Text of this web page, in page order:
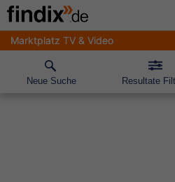
Marktplatz TV & Video
Neue Suche Resultate